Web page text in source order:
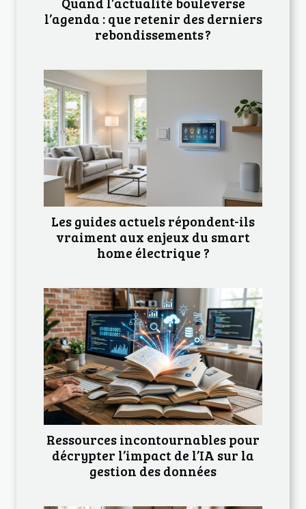
l’agenda : que retenir des derniers
rebondissements ?
Les guides actuels répondent-ils
vraiment aux enjeux du smart
home électrique ?
Ressources incontournables pour
décrypter l’impact de l’IA sur la
gestion des données